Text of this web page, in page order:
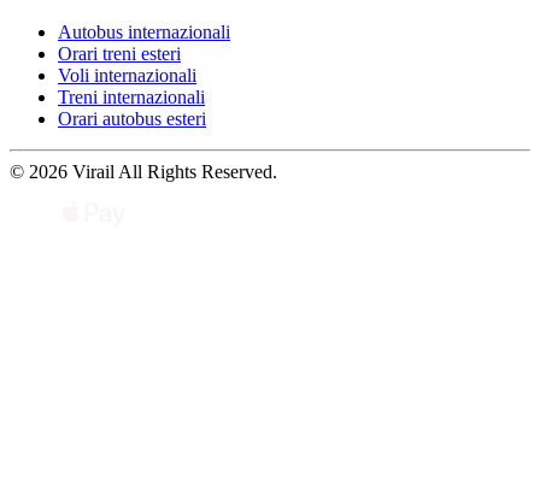
Autobus internazionali
Orari treni esteri
Voli internazionali
Treni internazionali
Orari autobus esteri
© 2026 Virail All Rights Reserved.